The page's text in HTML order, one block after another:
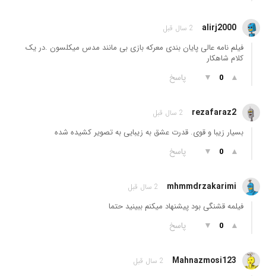
alirj2000 2 سال قبل
فیلم نامه عالی پایان بندی معرکه بازی بی مانند مدس میکلسون .در یک
کلام شاهکار
▲
0
▼ پاسخ
rezafaraz2 2 سال قبل
بسیار زیبا و قوی. قدرت عشق به زیبایی به تصویر کشیده شده
▲
0
▼ پاسخ
mhmmdrzakarimi 2 سال قبل
فیلمه قشنگی بود پیشنهاد میکنم ببینید حتما
▲
0
▼ پاسخ
Mahnazmosi123 2 سال قبل